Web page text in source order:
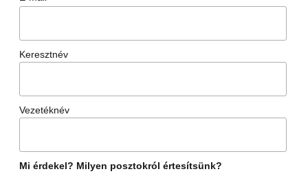
Keresztnév
Vezetéknév
Mi érdekel? Milyen posztokról értesítsünk?